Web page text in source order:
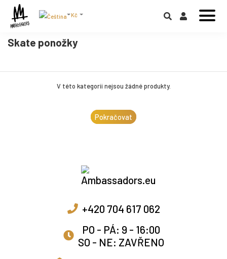
Kč
Skate ponožky
V této kategorii nejsou žádné produkty.
Pokračovat
+420 704 617 062
PO - PÁ: 9 - 16:00
SO - NE: ZAVŘENO